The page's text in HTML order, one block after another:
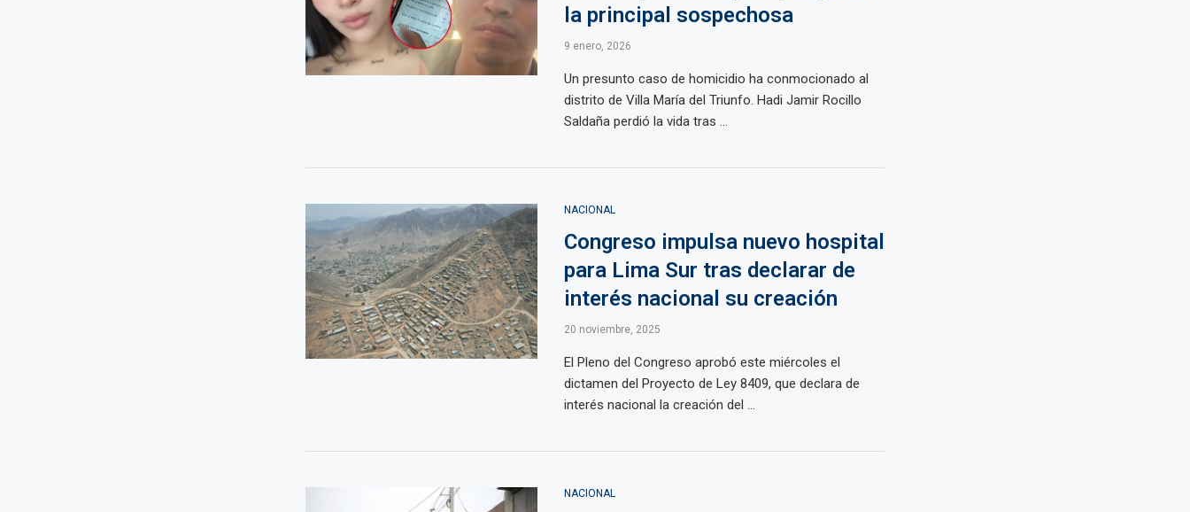
la principal sospechosa
9 enero, 2026
Un presunto caso de homicidio ha conmocionado al
distrito de Villa María del Triunfo. Hadi Jamir Rocillo
Saldaña perdió la vida tras ...
NACIONAL
Congreso impulsa nuevo hospital
para Lima Sur tras declarar de
interés nacional su creación
20 noviembre, 2025
El Pleno del Congreso aprobó este miércoles el
dictamen del Proyecto de Ley 8409, que declara de
interés nacional la creación del ...
NACIONAL